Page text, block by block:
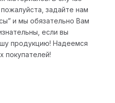
задайте нам
и мы обязательно Вам
если вы
продукцию! Надеемся
покупателей!